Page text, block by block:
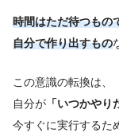
時間はただ待つもの
自分で作り出すもの
この意識の転換は、
自分が 「いつかやり
今すぐに実行するた